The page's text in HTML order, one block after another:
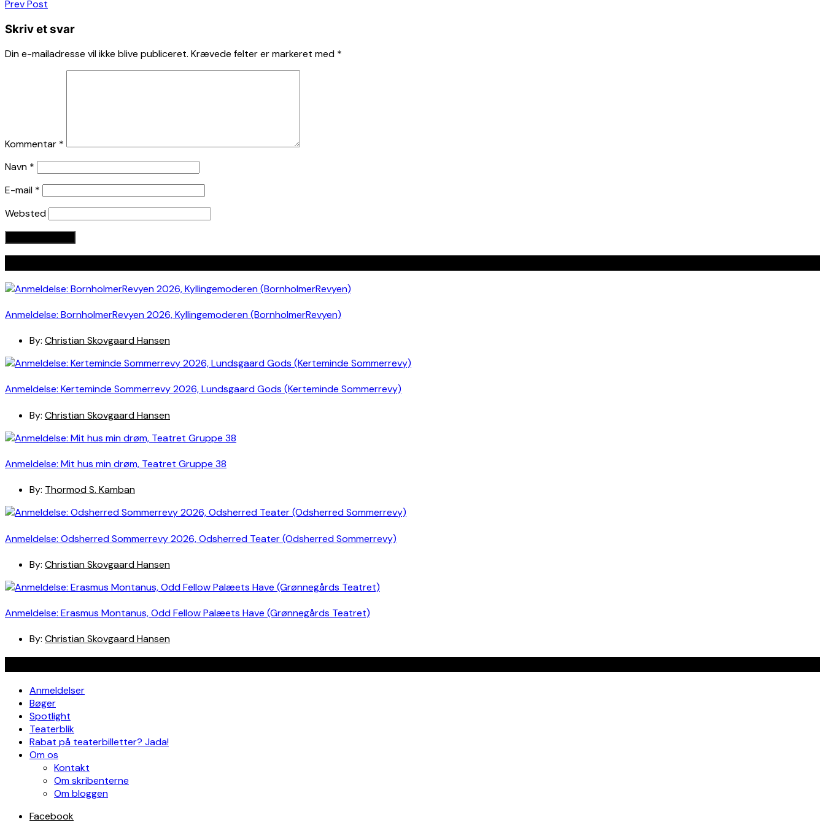
Indlægsnavigation
Prev Post
Skriv et svar
Din e-mailadresse vil ikke blive publiceret. Krævede felter er markeret med *
Kommentar *
Navn *
E-mail *
Websted
Anmeldelse: BornholmerRevyen 2026, Kyllingemoderen (BornholmerRevyen)
By: Christian Skovgaard Hansen
Anmeldelse: Kerteminde Sommerrevy 2026, Lundsgaard Gods (Kerteminde Sommerrevy)
By: Christian Skovgaard Hansen
Anmeldelse: Mit hus min drøm, Teatret Gruppe 38
By: Thormod S. Kamban
Anmeldelse: Odsherred Sommerrevy 2026, Odsherred Teater (Odsherred Sommerrevy)
By: Christian Skovgaard Hansen
Anmeldelse: Erasmus Montanus, Odd Fellow Palæets Have (Grønnegårds Teatret)
By: Christian Skovgaard Hansen
Anmeldelser
Bøger
Spotlight
Teaterblik
Rabat på teaterbilletter? Jada!
Om os
Kontakt
Om skribenterne
Om bloggen
Facebook